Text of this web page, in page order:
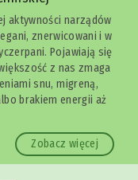
aktywności narządów
znerwicowani i w
Pojawiają się
z nas zmaga
snu, migreną,
brakiem energii aż
Zobacz więcej